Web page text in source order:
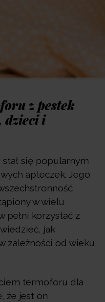
z pestek
dzieci i
się popularnym
apteczek. Jego
w wielu
pełni korzystać z
jak
zależności od wieku
termoforu dla
że jest on